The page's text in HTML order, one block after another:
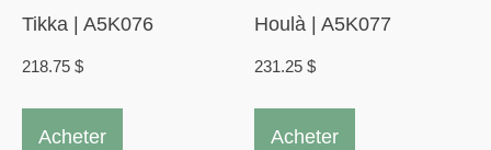
Tikka | A5K076
218.75 $
Acheter
Houlà | A5K077
231.25$
Acheter